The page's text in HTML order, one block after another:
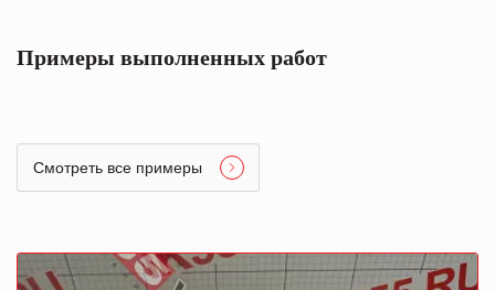
Примеры выполненных работ
Смотреть все примеры